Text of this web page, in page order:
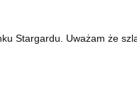
Stargardu. Uważam że